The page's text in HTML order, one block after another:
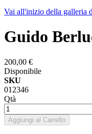
Vai all'inizio della galleria
Guido
200,00 €
Disponibile
SKU
012346
Qtà
Aggiungi al Carrello